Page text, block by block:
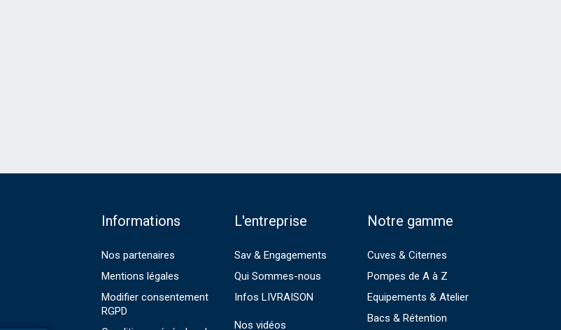
Informations
Nos partenaires
Mentions légales
Modifier consentement
RGPD
L'entreprise
Sav & Engagements
Qui Sommes-nous
Infos LIVRAISON
Nos vidéos
Notre gamme
Cuves & Citernes
Pompes de A à Z
Equipements & Atelier
Bacs & Rétention